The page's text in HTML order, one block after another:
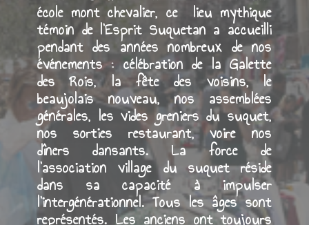
événements à l’école des beaux-arts de
Cannes. Situé à l’enceinte de l’ancienne
école mont chevalier, ce lieu mythique
témoin de l’Esprit Suquetan a accueilli
pendant des années nombreux de nos
événements : célébration de la Galette
des Rois, la fête des voisins, le
beaujolais nouveau, nos assemblées
générales, les vides greniers du suquet,
nos sorties restaurant, voire nos
dîners dansants. La force de
l’association village du suquet réside